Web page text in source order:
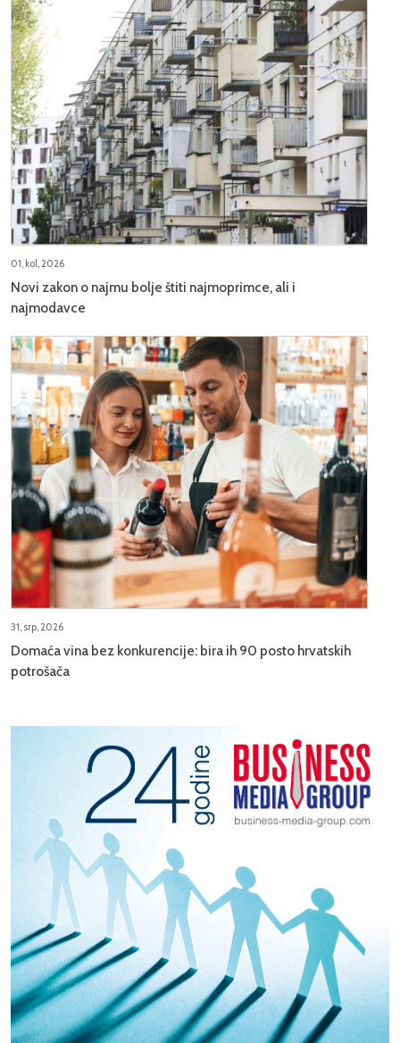
01, kol, 2026
Novi zakon o najmu bolje štiti najmoprimce, ali i
najmodavce
31, srp, 2026
Domaća vina bez konkurencije: bira ih 90 posto hrvatskih
potrošača